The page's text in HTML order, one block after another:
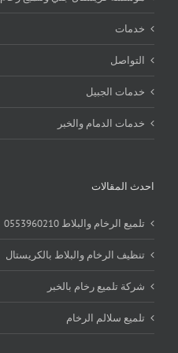
خدمات
التواصل
خدمات الجبيل
خدمات الدمام والخبر
احدث المقالات
تلميع الرخام والبلاط 0553960210
تنظيف الرخام والبلاط بالكريستال
شركة تلميع رخام بالخبر
تلميع سلالم الرخام